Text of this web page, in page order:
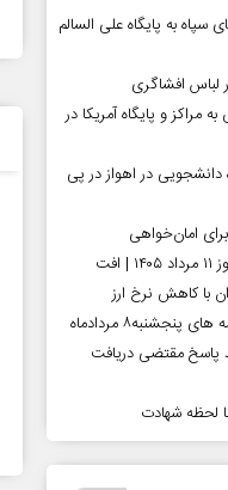
به پایگاه علی السالم
لباس افشاگری
و پایگاه‌ آمریکا در
در اهواز در پی
امان‌‌خواهی
قیمت طلا و سکه امروز ۱۱ مرداد ۱۴۰۵ | افت
با کاهش نرخ ارز
مردادماه
پاسخ مقتضی دریافت
شهادت